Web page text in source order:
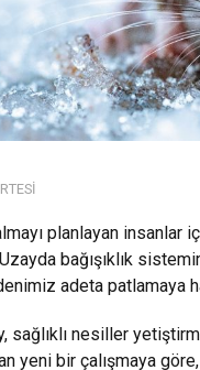
planlayan insanlar
bağışıklık
adeta patlamaya
sağlıklı nesiller
yeni bir çalışmaya